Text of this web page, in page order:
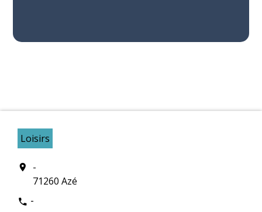
Loisirs
location_on
-
71260 Azé
phone -